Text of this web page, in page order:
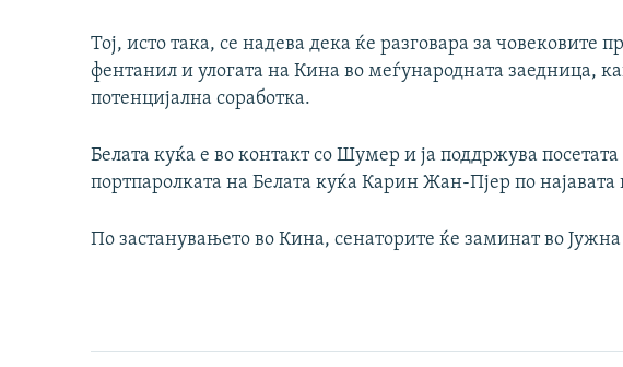
Тој, исто така, се надева дека ќе разговара за човековите
фентанил и улогата на Кина во меѓународната заедница,
потенцијална соработка.
Белата куќа е во контакт со Шумер и ја поддржува посетата
портпаролката на Белата куќа Карин Жан-Пјер по најавата
По застанувањето во Кина, сенаторите ќе заминат во Јужна